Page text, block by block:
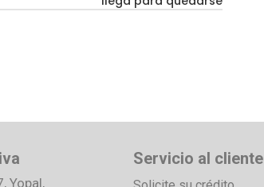
Yopal,
Servicio al cliente